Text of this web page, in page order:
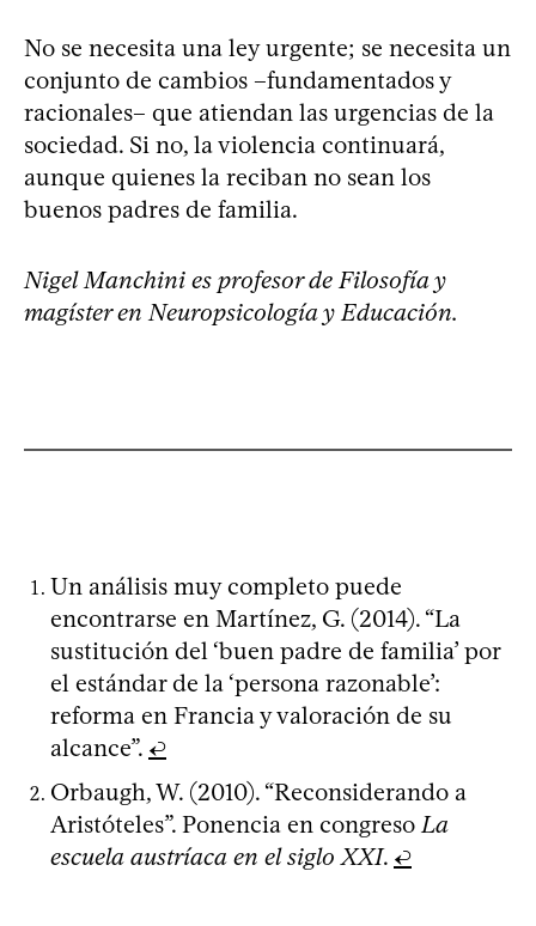
No se necesita una ley urgente; se necesita un
conjunto de cambios –fundamentados y
racionales– que atiendan las urgencias de la
sociedad. Si no, la violencia continuará,
aunque quienes la reciban no sean los
buenos padres de familia.
Nigel Manchini es profesor de Filosofía y
magíster en Neuropsicología y Educación.
Un análisis muy completo puede
encontrarse en Martínez, G. (2014). “La
sustitución del ‘buen padre de familia’ por
el estándar de la ‘persona razonable’:
reforma en Francia y valoración de su
alcance”. ↩
Orbaugh, W. (2010). “Reconsiderando a
Aristóteles”. Ponencia en congresoLa
escuela austríaca en el siglo XXI. ↩